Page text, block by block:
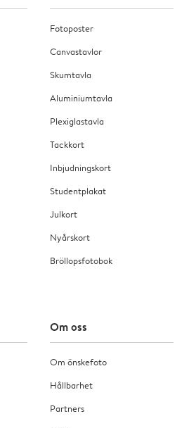
Fotoposter
Canvastavlor
Skumtavla
Aluminiumtavla
Plexiglastavla
Tackkort
Inbjudningskort
Studentplakat
Julkort
Nyårskort
Bröllopsfotobok
Om oss
Om önskefoto
Hållbarhet
Partners